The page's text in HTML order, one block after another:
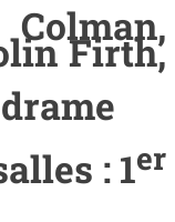
Firth,
: 1er